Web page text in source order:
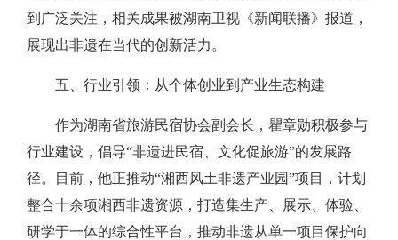
到广泛关注，相关成果被湖南卫视《新闻联播》报道，
展现出非遗在当代的创新活力。
五、行业引领：从个体创业到产业生态构建
作为湖南省旅游民宿协会副会长，瞿章勋积极参与
行业建设，倡导“非遗进民宿、文化促旅游”的发展路
径。目前，他正推动“湘西风土非遗产业园”项目，计划
整合十余项湘西非遗资源，打造集生产、展示、体验、
研学于一体的综合性平台，推动非遗从单一项目保护向